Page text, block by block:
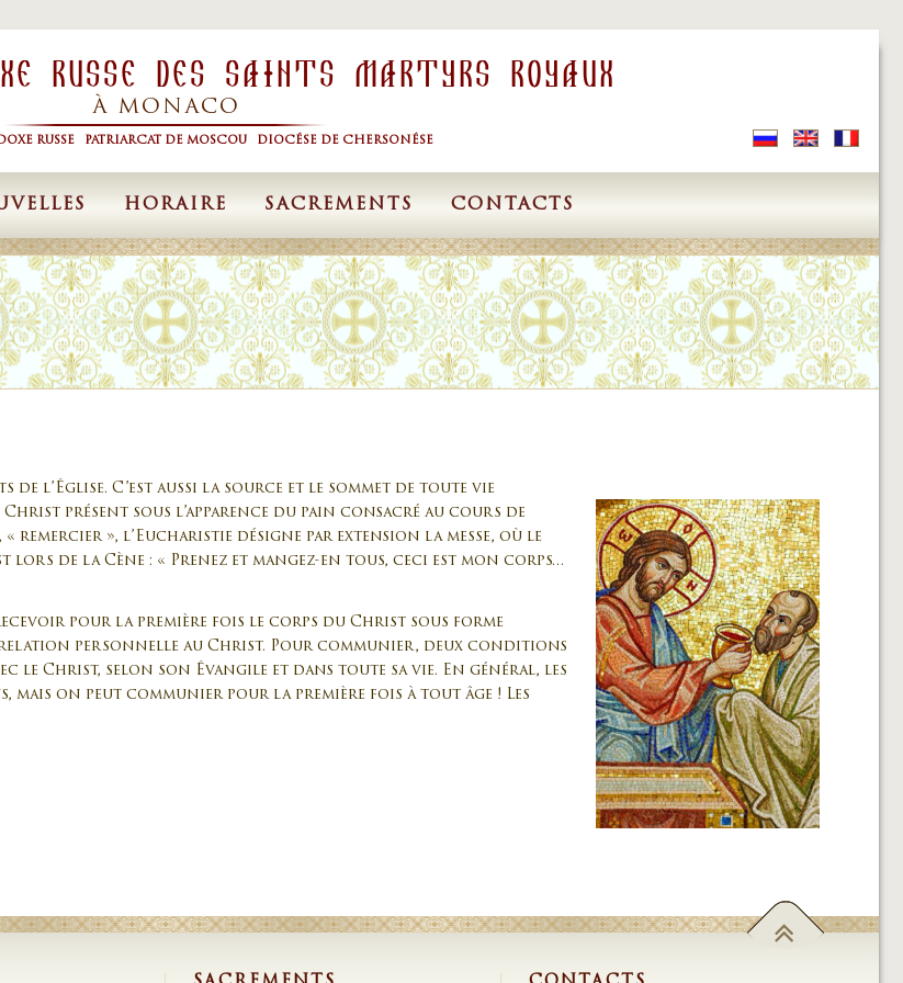
Russe Des Saints Martyrs Royaux
À MONACO
RUSSE PATRIARCAT DE MOSCOU DIOCÉSE DE CHERSONÉSE
HORAIRE SACREMENTS CONTACTS
l’Église. C’est aussi la source et le sommet de toute vie
présent sous l’apparence du pain consacré au cours de
», l’Eucharistie désigne par extension la messe, où le
de la Cène : « Prenez et mangez-en tous, ceci est mon corps…
pour la première fois le corps du Christ sous forme
relation personnelle au Christ. Pour communier, deux conditions
le Christ, selon son Évangile et dans toute sa vie. En général, les
on peut communier pour la première fois à tout âge ! Les